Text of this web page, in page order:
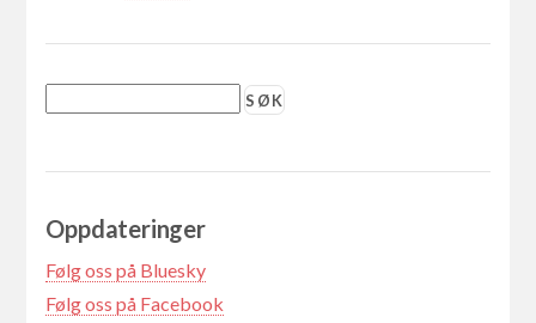
Oppdateringer
Følg oss på Bluesky
Følg oss på Facebook